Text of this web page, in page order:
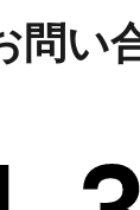
問い